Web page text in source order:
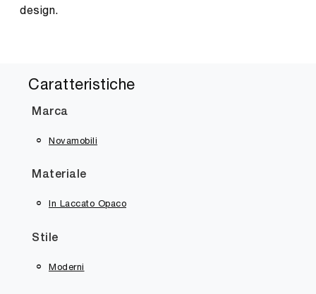
design.
Caratteristiche
Marca
Novamobili
Materiale
In Laccato Opaco
Stile
Moderni